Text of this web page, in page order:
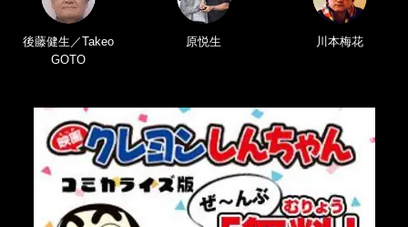
後藤健生／Takeo
GOTO
原悦生 川本梅花